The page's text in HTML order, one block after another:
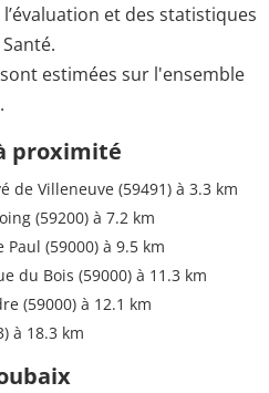
et des statistiques
estimées sur l'ensemble
proximité
de Villeneuve (59491) à 3.3 km
(59200) à 7.2 km
(59000) à 9.5 km
du Bois (59000) à 11.3 km
(59000) à 12.1 km
à 18.3 km